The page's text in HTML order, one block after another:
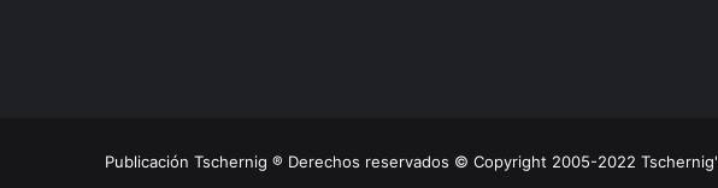
Publicación Tschernig ® Derechos reservados © Copyright 2005-2022 Tschernig'